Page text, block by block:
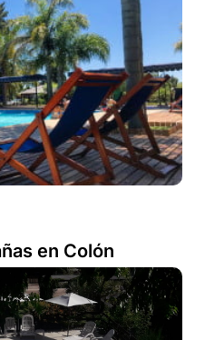
en Colón